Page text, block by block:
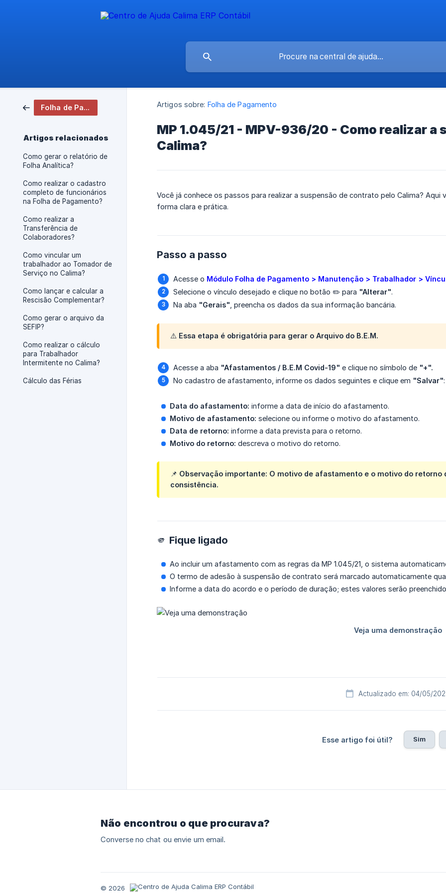
Folha de Pagamento
Artigos relacionados
Como gerar o relatório de
Folha Analítica?
Como realizar o cadastro
completo de funcionários
na Folha de Pagamento?
Como realizar a
Transferência de
Colaboradores?
Como vincular um
trabalhador ao Tomador de
Serviço no Calima?
Como lançar e calcular a
Rescisão Complementar?
Como gerar o arquivo da
SEFIP?
Como realizar o cálculo
para Trabalhador
Intermitente no Calima?
Cálculo das Férias
Artigos sobre: Folha de Pagamento
MP 1.045/21 - MPV-936/20 - Como realizar a
Calima?
Você já conhece os passos para realizar a suspensão de contrato pelo Calima?
forma clara e prática.
Passo a passo
Acesse o Módulo Folha de Pagamento > Manutenção > Trabalhador >
Selecione o vínculo desejado e clique no botão ✏️ para "Alterar".
Na aba "Gerais" , preencha os dados da sua informação bancária.
⚠️ Essa etapa é obrigatória para gerar o Arquivo do B.E.M.
Acesse a aba "Afastamentos / B.E.M Covid-19" e clique no símbolo de "+".
No cadastro de afastamento, informe os dados seguintes e clique em "Salvar":
Data do afastamento: informe a data de início do afastamento.
Motivo de afastamento: selecione ou informe o motivo do afastamento.
Data de retorno: informe a data prevista para o retorno.
Motivo do retorno: descreva o motivo do retorno.
📌 Observação importante: O motivo de afastamento e o motivo do
consistência.
🫵 Fique ligado
Ao incluir um afastamento com as regras da MP 1.045/21, o sistema
O termo de adesão à suspensão de contrato será marcado automaticamente
Informe a data do acordo e o período de duração; estes valores serão
Actualizado em: 04/05/
Esse artigo foi útil? Sim
Não encontrou o que procurava?
Converse no chat ou envie um email.
© 2026